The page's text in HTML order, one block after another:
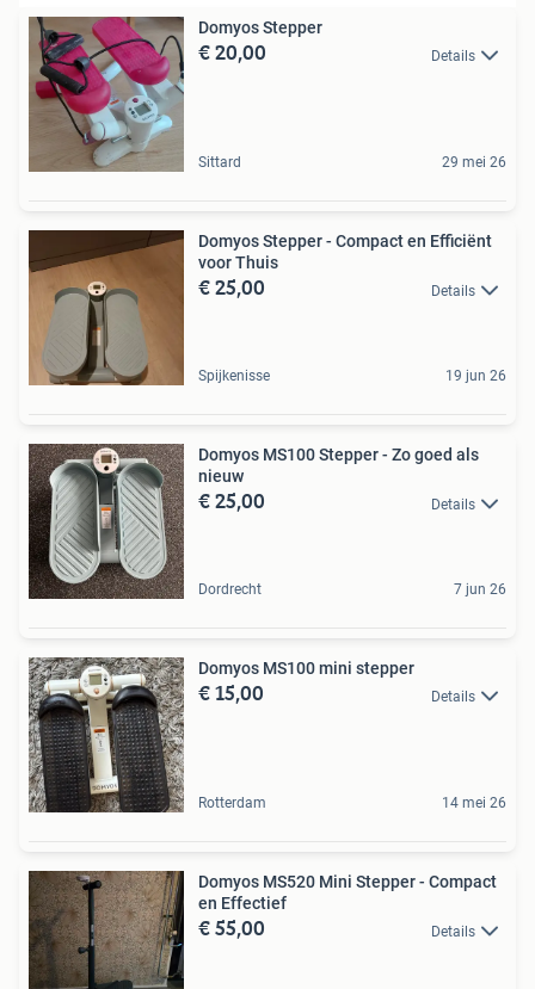
Domyos Stepper
€ 20,00 Details
Sittard 29 mei 26
Domyos Stepper - Compact en Efficiënt
voor Thuis
€ 25,00 Details
Spijkenisse 19 jun 26
Domyos MS100 Stepper - Zo goed als
nieuw
€ 25,00 Details
Dordrecht 7 jun 26
Domyos MS100 mini stepper
€ 15,00 Details
Rotterdam 14 mei 26
Domyos MS520 Mini Stepper - Compact
en Effectief
€ 55,00 Details